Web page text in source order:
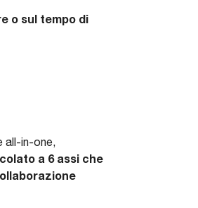
o sul tempo di
all-in-one,
a 6 assi che